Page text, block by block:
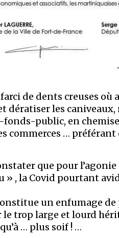
de dents creuses où
dératiser les
public, en
commerces … préférant
que pour
» , la Covid pourtant
un enfumage
le trop large et lourd
… plus soif ! …